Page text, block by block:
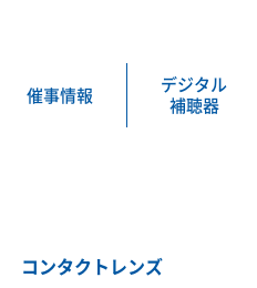
催事情報
デジタル
補聴器
コンタクトレンズ